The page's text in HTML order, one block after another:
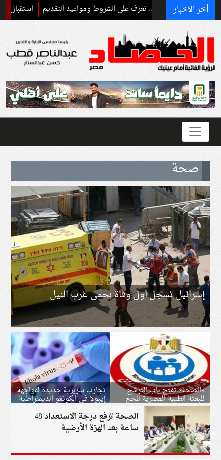
أخر الاخبار استقبال رسمي
صحة
إسرائيل تسجل أول وفاة بحمى غرب النيل
«الصحة» تفتح باب الترشح
للبعثة الطبية المصرية للحج
2027
تجارب سريرية جديدة لمواجهة
إيبولا في الكونغو الديمقراطية
الصحة ترفع درجة الاستعداد 48
ساعة بعد الهزة الأرضية